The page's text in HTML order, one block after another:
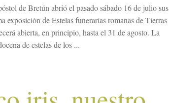
de Bretún abrió el pasado sábado 16 de julio sus
exposición de Estelas funerarias romanas de Tierras
abierta, en principio, hasta el 31 de agosto. La
de estelas de los ...